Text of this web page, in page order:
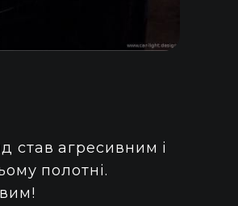
став агресивним і
полотні.